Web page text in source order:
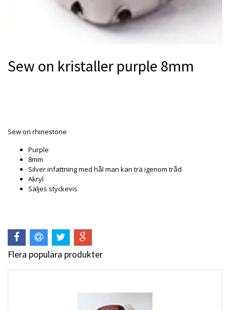
Sew on kristaller purple 8mm
Sew on rhinestone
Purple
8mm
Silver infattning med hål man kan trä igenom tråd
Akryl
Säljes styckevis
Flera populära produkter